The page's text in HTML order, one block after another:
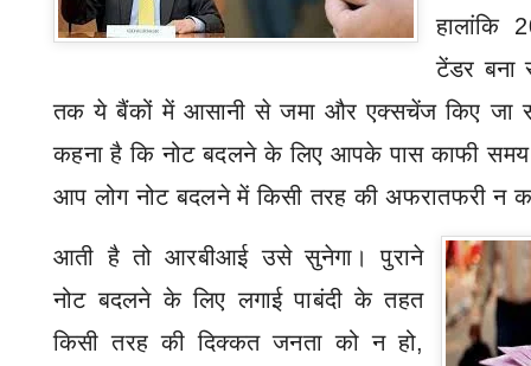
हालांकि
टेंडर बना
तक ये बैंकों में आसानी से जमा और एक्सचेंज किए जा
कहना है कि नोट बदलने के लिए आपके पास काफी
आप लोग नोट बदलने में किसी तरह की अफरातफरी न
आती है तो आरबीआई उसे सुनेगा। पुराने
नोट बदलने के लिए लगाई पाबंदी के तहत
किसी तरह की दिक्कत जनता को न हो,